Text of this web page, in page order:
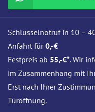
Schlüsselnotruf in 10 –
Anfahrt für0,-€
Festpreis ab 55,-€*. Wir
im Zusammenhang mit
Erst nach Ihrer
Türöffnung.